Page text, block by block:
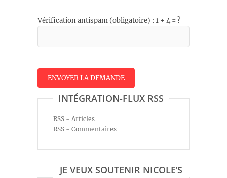
Vérification antispam (obligatoire) : 1 + 4 = ?
INTÉGRATION-FLUX RSS
RSS - Articles
RSS - Commentaires
JE VEUX SOUTENIR NICOLE’S